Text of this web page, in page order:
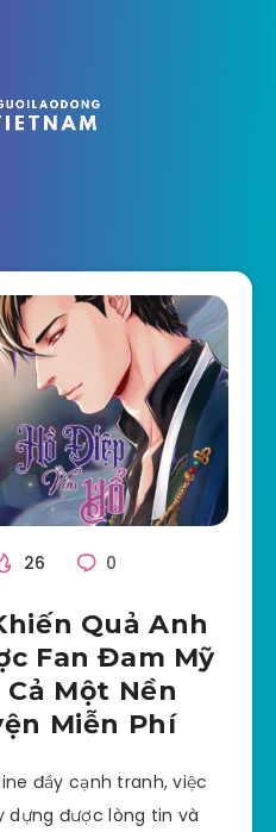
26 0
Quả Anh
Fan Đam Mỹ
Một Nền
Miễn Phí
đầy cạnh tranh, việc
dựng được lòng tin và